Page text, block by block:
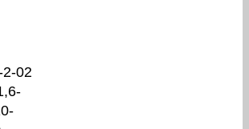
02